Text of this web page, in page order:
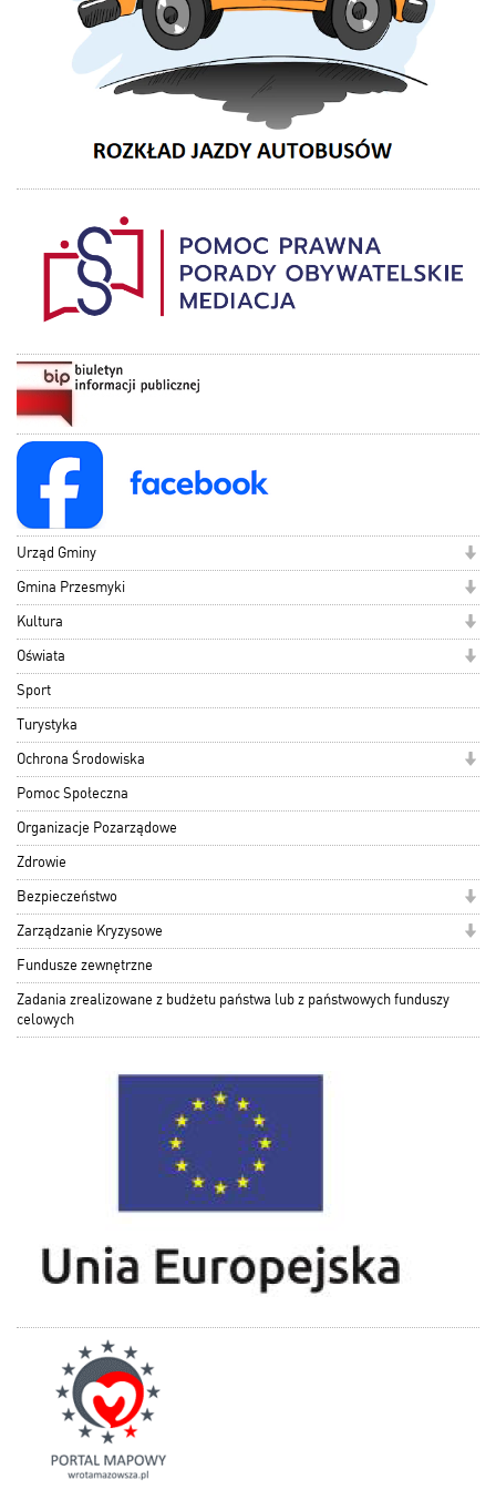
Urząd Gminy
Gmina Przesmyki
Kultura
Oświata
Sport
Turystyka
Ochrona Środowiska
Pomoc Społeczna
Organizacje Pozarządowe
Zdrowie
Bezpieczeństwo
Zarządzanie Kryzysowe
Fundusze zewnętrzne
Zadania zrealizowane z budżetu państwa lub z państwowych funduszy
celowych